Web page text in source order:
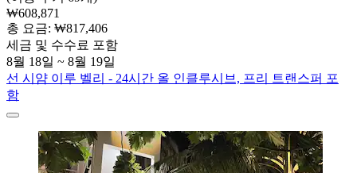
₩608,871
총 요금: ₩817,406
세금 및 수수료 포함
8월 18일 ~ 8월 19일
선 시얌 이루 벨리 - 24시간 올 인클루시브, 프리 트랜스퍼 포
함